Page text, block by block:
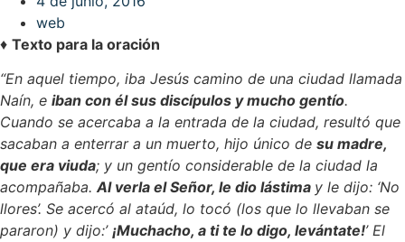
web
♦ Texto para la oración
“En aquel tiempo, iba Jesús camino de una ciudad llamada
Naín, e iban con él sus discípulos y mucho gentío.
Cuando se acercaba a la entrada de la ciudad, resultó que
sacaban a enterrar a un muerto, hijo único de su madre,
que era viuda; y un gentío considerable de la ciudad la
acompañaba. Al verla el Señor, le dio lástima y le dijo: ‘No
llores’. Se acercó al ataúd, lo tocó (los que lo llevaban se
pararon) y dijo:’ ¡Muchacho, a ti te lo digo, levántate!’ El